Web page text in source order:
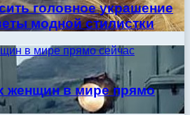
головное украшение
модной стилистки
в мире прямо сейчас
женщин в мире прямо